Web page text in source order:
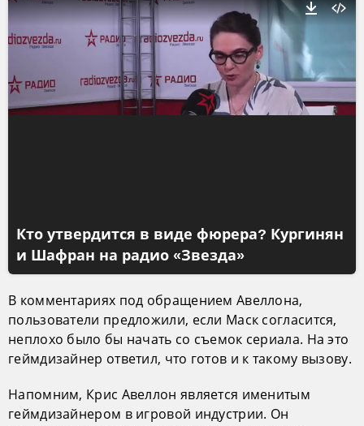
Кто утвердится в виде фюрера? Кургинян
и Шафран на радио «Звезда»
В комментариях под обращением Авеллона,
пользователи предложили, если Маск согласится,
неплохо было бы начать со съемок сериала. На это
геймдизайнер ответил, что готов и к такому вызову.
Напомним, Крис Авеллон является именитым
геймдизайнером в игровой индустрии. Он